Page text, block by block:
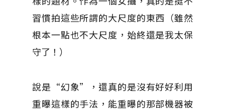
習慣拍這些所謂的大尺度的東西（雖然
根本一點也不大尺度，始終還是我太保
守了！）
說是“幻象”，還真的是沒有好好利用
重曝這樣的手法，能重曝的那部機器被